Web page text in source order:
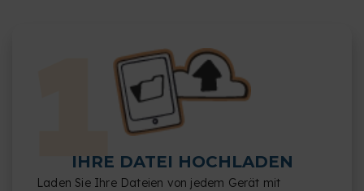
IHRE DATEI HOCHLADEN
Laden Sie Ihre Dateien von jedem Gerät mit